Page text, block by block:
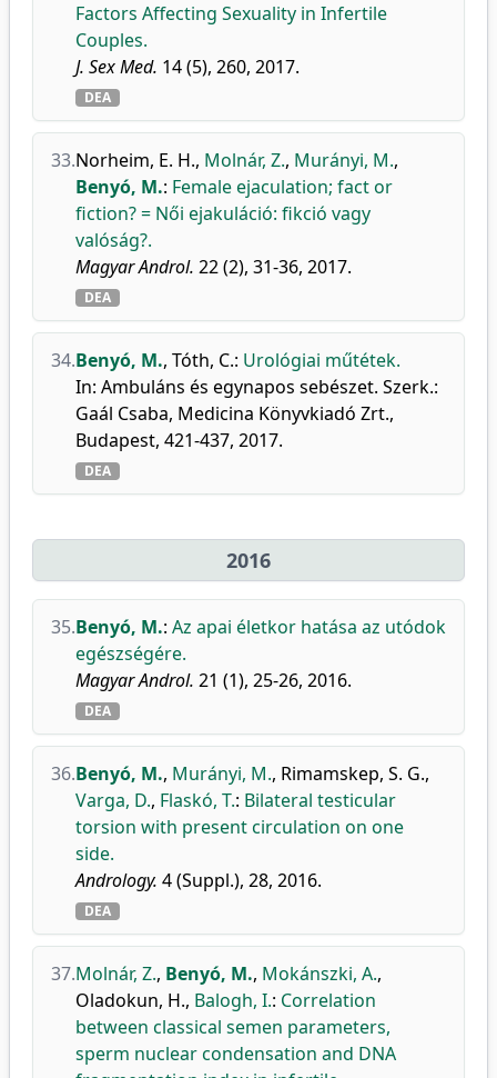
Factors Affecting Sexuality in Infertile
Couples.
J. Sex Med. 14 (5), 260, 2017.
DEA
33.Norheim, E. H., Molnár, Z., Murányi, M.,
Benyó, M.: Female ejaculation; fact or
fiction? = Női ejakuláció: fikció vagy
valóság?.
Magyar Androl. 22 (2), 31-36, 2017.
DEA
34.Benyó, M., Tóth, C.: Urológiai műtétek.
In: Ambuláns és egynapos sebészet. Szerk.:
Gaál Csaba, Medicina Könyvkiadó Zrt.,
Budapest, 421-437, 2017.
DEA
2016
35.Benyó, M.: Az apai életkor hatása az utódok
egészségére.
Magyar Androl. 21 (1), 25-26, 2016.
DEA
36.Benyó, M., Murányi, M., Rimamskep, S. G.,
Varga, D., Flaskó, T.: Bilateral testicular
torsion with present circulation on one
side.
Andrology. 4 (Suppl.), 28, 2016.
DEA
37.Molnár, Z., Benyó, M., Mokánszki, A.,
Oladokun, H., Balogh, I.: Correlation
between classical semen parameters,
sperm nuclear condensation and DNA